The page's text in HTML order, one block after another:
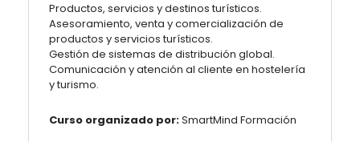
Productos, servicios y destinos turísticos.
Asesoramiento, venta y comercialización de
productos y servicios turísticos.
Gestión de sistemas de distribución global.
Comunicación y atención al cliente en hostelería
y turismo.
Curso organizado por:SmartMind Formación